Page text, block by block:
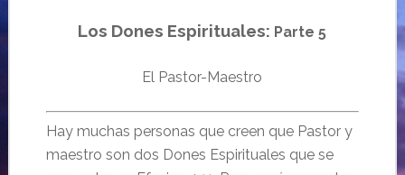
Los Dones Espirituales: Parte 5
El Pastor-Maestro
Hay muchas personas que creen que Pastor y
maestro son dos Dones Espirituales que se